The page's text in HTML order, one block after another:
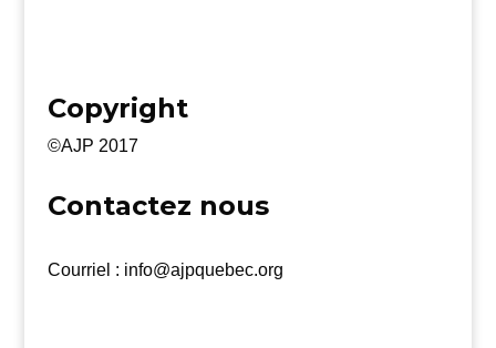
Copyright
©AJP 2017
Contactez nous
Courriel : info@ajpquebec.org